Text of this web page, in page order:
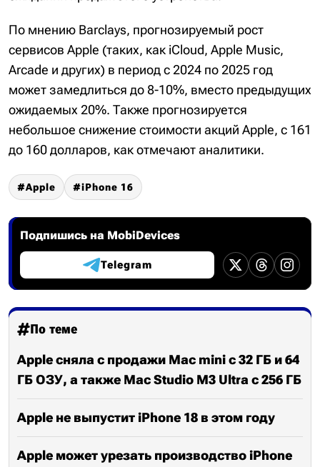
По мнению Barclays, прогнозируемый рост
сервисов Apple (таких, как iCloud, Apple Music,
Arcade и других) в период с 2024 по 2025 год
может замедлиться до 8-10%, вместо предыдущих
ожидаемых 20%. Также прогнозируется
небольшое снижение стоимости акций Apple, с 161
до 160 долларов, как отмечают аналитики.
Apple iPhone 16
Подпишись на MobiDevices
Telegram
По теме
Apple сняла с продажи Mac mini с 32 ГБ и 64
ГБ ОЗУ, а также Mac Studio M3 Ultra с 256 ГБ
Apple не выпустит iPhone 18 в этом году
Apple может урезать производство iPhone